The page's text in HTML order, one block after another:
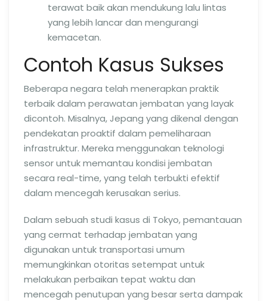
terawat baik akan mendukung lalu lintas
yang lebih lancar dan mengurangi
kemacetan.
Contoh Kasus Sukses
Beberapa negara telah menerapkan praktik
terbaik dalam perawatan jembatan yang layak
dicontoh. Misalnya, Jepang yang dikenal dengan
pendekatan proaktif dalam pemeliharaan
infrastruktur. Mereka menggunakan teknologi
sensor untuk memantau kondisi jembatan
secara real-time, yang telah terbukti efektif
dalam mencegah kerusakan serius.
Dalam sebuah studi kasus di Tokyo, pemantauan
yang cermat terhadap jembatan yang
digunakan untuk transportasi umum
memungkinkan otoritas setempat untuk
melakukan perbaikan tepat waktu dan
mencegah penutupan yang besar serta dampak